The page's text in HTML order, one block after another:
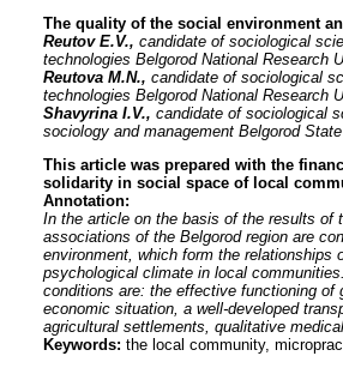
The quality of the social environment
Reutov E.V., candidate of sociological
technologies Belgorod National Research
Reutova M.N., candidate of sociological
technologies Belgorod National Research
Shavyrina I.V., candidate of sociological
sociology and management Belgorod
This article was prepared with the
solidarity in social space of local
Annotation:
In the article on the basis of the results of
associations of the Belgorod region are
environment, which form the relationships
psychological climate in local
conditions are: the effective functioning
economic situation, a well-developed
agricultural settlements, qualitative
Keywords: the local community,